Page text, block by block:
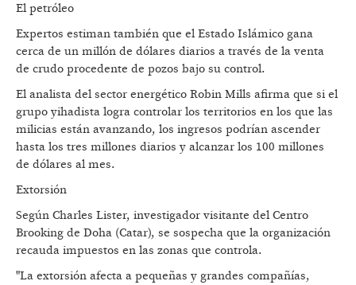
El petróleo
Expertos estiman también que el Estado Islámico gana
cerca de un millón de dólares diarios a través de la venta
de crudo procedente de pozos bajo su control.
El analista del sector energético Robin Mills afirma que si el
grupo yihadista logra controlar los territorios en los que las
milicias están avanzando, los ingresos podrían ascender
hasta los tres millones diarios y alcanzar los 100 millones
de dólares al mes.
Extorsión
Según Charles Lister, investigador visitante del Centro
Brooking de Doha (Catar), se sospecha que la organización
recauda impuestos en las zonas que controla.
"La extorsión afecta a pequeñas y grandes compañías,